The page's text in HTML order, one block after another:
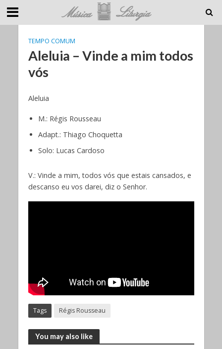
TEMPO COMUM
Aleluia – Vinde a mim todos
vós
Aleluia
M.: Régis Rousseau
Adapt.: Thiago Choquetta
Solo: Lucas Cardoso
V.: Vinde a mim, todos vós que estais cansados, e
descanso eu vos darei, diz o Senhor.
Tags Régis Rousseau
You may also like